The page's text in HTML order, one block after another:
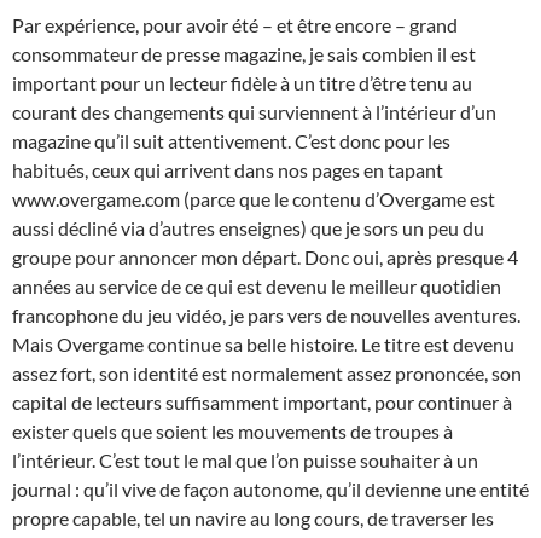
Par expérience, pour avoir été – et être encore – grand
consommateur de presse magazine, je sais combien il est
important pour un lecteur fidèle à un titre d’être tenu au
courant des changements qui surviennent à l’intérieur d’un
magazine qu’il suit attentivement. C’est donc pour les
habitués, ceux qui arrivent dans nos pages en tapant
www.overgame.com (parce que le contenu d’Overgame est
aussi décliné via d’autres enseignes) que je sors un peu du
groupe pour annoncer mon départ. Donc oui, après presque 4
années au service de ce qui est devenu le meilleur quotidien
francophone du jeu vidéo, je pars vers de nouvelles aventures.
Mais Overgame continue sa belle histoire. Le titre est devenu
assez fort, son identité est normalement assez prononcée, son
capital de lecteurs suffisamment important, pour continuer à
exister quels que soient les mouvements de troupes à
l’intérieur. C’est tout le mal que l’on puisse souhaiter à un
journal : qu’il vive de façon autonome, qu’il devienne une entité
propre capable, tel un navire au long cours, de traverser les